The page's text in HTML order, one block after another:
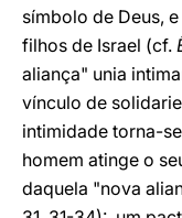
símbolo de Deus,
filhos de Israel (cf.
aliança" unia
vínculo de
intimidade torna-
homem atinge o
daquela "nova